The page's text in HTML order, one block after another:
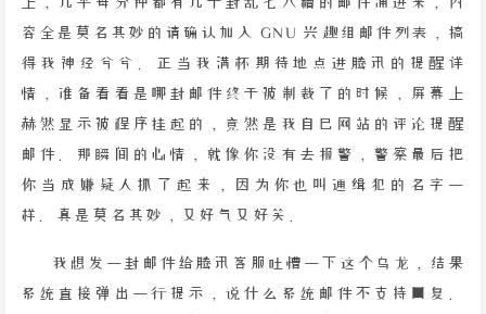
容全是莫名其妙的请确认加入 GNU 兴趣组邮件列表，搞
得我神经兮兮。正当我满怀期待地点进腾讯的提醒详
情，准备看看是哪封邮件终于被制裁了的时候，屏幕上
赫然显示被程序挂起的，竟然是我自己网站的评论提醒
邮件。那瞬间的心情，就像你没有去报警，警察最后把
你当成嫌疑人抓了起来，因为你也叫通缉犯的名字一
样。真是莫名其妙，又好气又好笑。
我想发一封邮件给腾讯客服吐槽一下这个乌龙，结果
系统直接弹出一行提示，说什么系统邮件不支持回复。